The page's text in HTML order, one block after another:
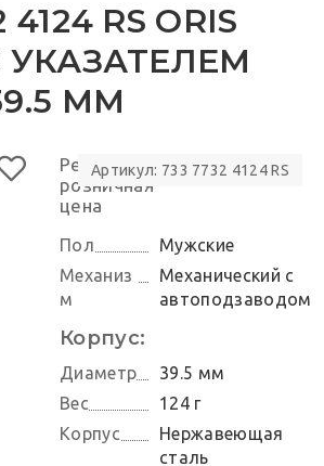
4124 RS ORIS
УКАЗАТЕЛЕМ
ММ
Рекомендуемая
розничная
цена
Артикул: 733 7732 4124 RS
Пол
Мужские
Механиз
м
Механический с
автоподзаводом
Корпус:
Диаметр
39.5 мм
Вес
124 г
Корпус
Нержавеющая
сталь